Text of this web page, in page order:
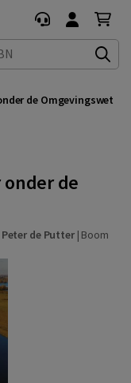
de Omgevingswet
de
Peter de Putter| Boom